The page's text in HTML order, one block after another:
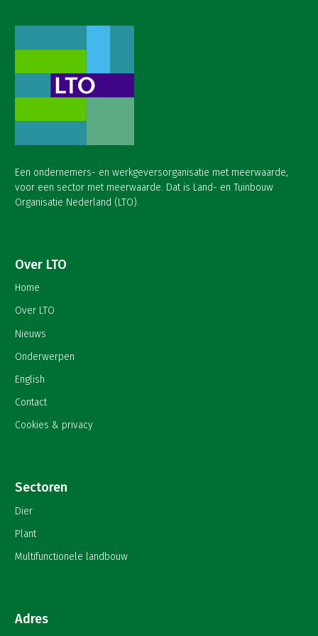
Een ondernemers- en werkgeversorganisatie met meerwaarde,
voor een sector met meerwaarde. Dat is Land- en Tuinbouw
Organisatie Nederland (LTO).
Over LTO
Home
Over LTO
Nieuws
Onderwerpen
English
Contact
Cookies & privacy
Sectoren
Dier
Plant
Multifunctionele landbouw
Adres